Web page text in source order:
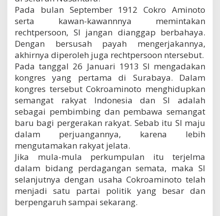
Pada bulan September 1912 Cokro Aminoto
serta kawan-kawannnya memintakan
rechtpersoon, SI jangan dianggap berbahaya.
Dengan bersusah payah mengerjakannya,
akhirnya diperoleh juga rechtpersoon ntersebut.
Pada tanggal 26 Januari 1913 SI mengadakan
kongres yang pertama di Surabaya. Dalam
kongres tersebut Cokroaminoto menghidupkan
semangat rakyat Indonesia dan SI adalah
sebagai pembimbing dan pembawa semangat
baru bagi pergerakan rakyat. Sebab itu SI maju
dalam perjuangannya, karena lebih
mengutamakan rakyat jelata.
Jika mula-mula perkumpulan itu terjelma
dalam bidang perdagangan semata, maka SI
selanjutnya dengan usaha Cokroaminoto telah
menjadi satu partai politik yang besar dan
berpengaruh sampai sekarang.